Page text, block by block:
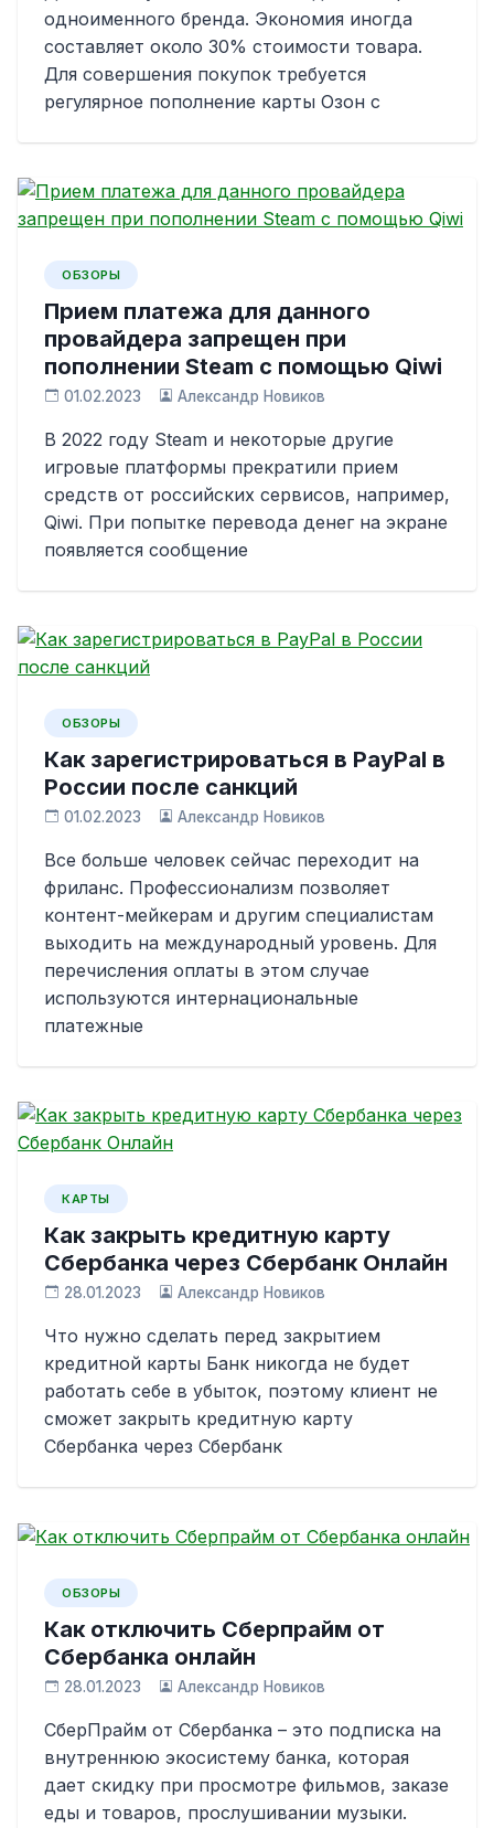
одноименного бренда. Экономия иногда
составляет около 30% стоимости товара.
Для совершения покупок требуется
регулярное пополнение карты Озон с
ОБЗОРЫ
Прием платежа для данного
провайдера запрещен при
пополнении Steam с помощью Qiwi
01.02.2023 Александр Новиков
В 2022 году Steam и некоторые другие
игровые платформы прекратили прием
средств от российских сервисов, например,
Qiwi. При попытке перевода денег на экране
появляется сообщение
ОБЗОРЫ
Как зарегистрироваться в PayPal в
России после санкций
01.02.2023 Александр Новиков
Все больше человек сейчас переходит на
фриланс. Профессионализм позволяет
контент-мейкерам и другим специалистам
выходить на международный уровень. Для
перечисления оплаты в этом случае
используются интернациональные
платежные
КАРТЫ
Как закрыть кредитную карту
Сбербанка через Сбербанк Онлайн
28.01.2023 Александр Новиков
Что нужно сделать перед закрытием
кредитной карты Банк никогда не будет
работать себе в убыток, поэтому клиент не
сможет закрыть кредитную карту
Сбербанка через Сбербанк
ОБЗОРЫ
Как отключить Сберпрайм от
Сбербанка онлайн
28.01.2023 Александр Новиков
СберПрайм от Сбербанка – это подписка на
внутреннюю экосистему банка, которая
дает скидку при просмотре фильмов, заказе
еды и товаров, прослушивании музыки.